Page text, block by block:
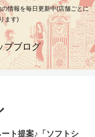
情報を毎日更新中(店舗ごとに
ます)
プブログ
ト提案♪「ソフトシ